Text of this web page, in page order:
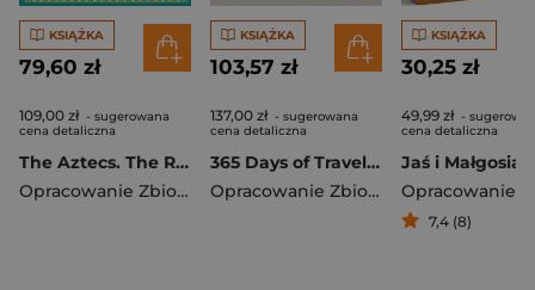
KSIĄŻKA
79,60 zł
109,00 zł - sugerowana
cena detaliczna
The Aztecs. The Rise and Fall of a Mighty Empire
Opracowanie Zbiorowe
KSIĄŻKA
103,57 zł
137,00 zł - sugerowana
cena detaliczna
365 Days of Travel. Lonely Planet
Opracowanie Zbiorowe
KSIĄŻKA
30,25 zł
49,99 zł -
cena detaliczna
Jaś i Małgosia
7,4 (8)